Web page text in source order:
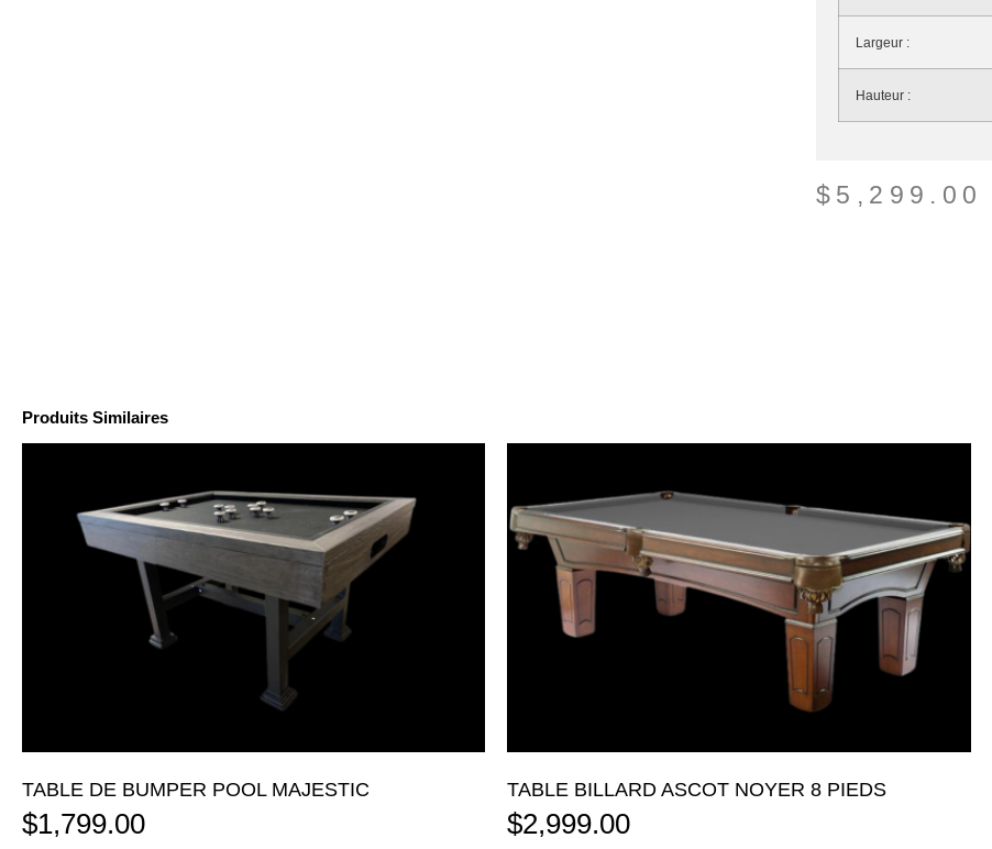
Largeur :
Hauteur :
$ 5,299.00
Produits Similaires
TABLE DE BUMPER POOL MAJESTIC
$1,799.00
TABLE BILLARD ASCOT NOYER 8 PIEDS
$2,999.00